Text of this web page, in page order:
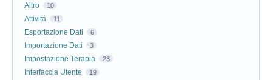
Altro 10
Attivitá 11
Esportazione Dati 6
Importazione Dati 3
Impostazione Terapia 23
Interfaccia Utente 19